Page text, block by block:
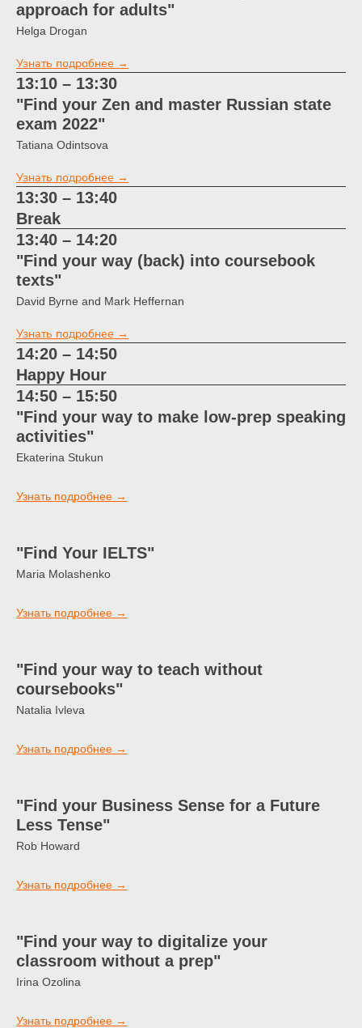
approach for adults"
Helga Drogan
Узнать подробнее →
13:10 – 13:30
"Find your Zen and master Russian state
exam 2022"
Tatiana Odintsova
Узнать подробнее →
13:30 – 13:40
Break
13:40 – 14:20
"Find your way (back) into coursebook
texts"
David Byrne and Mark Heffernan
Узнать подробнее →
14:20 – 14:50
Happy Hour
14:50 – 15:50
"Find your way to make low-prep speaking
activities"
Ekaterina Stukun
Узнать подробнее →
"Find Your IELTS"
Maria Molashenko
Узнать подробнее →
"Find your way to teach without
coursebooks"
Natalia Ivleva
Узнать подробнее →
"Find your Business Sense for a Future
Less Tense"
Rob Howard
Узнать подробнее →
"Find your way to digitalize your
classroom without a prep"
Irina Ozolina
Узнать подробнее →